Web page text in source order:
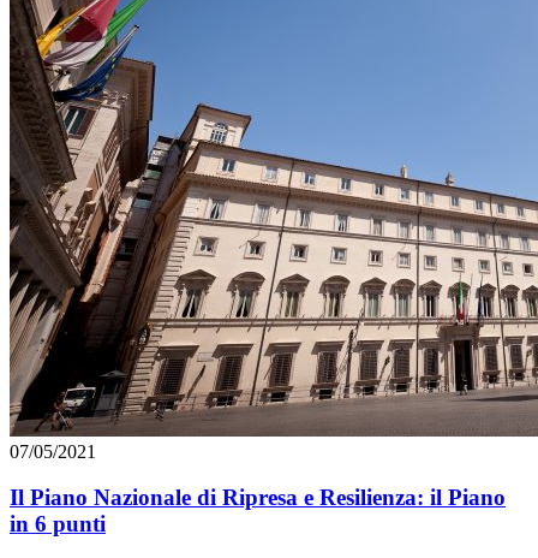
07/05/2021
Il Piano Nazionale di Ripresa e Resilienza: il Piano
in 6 punti